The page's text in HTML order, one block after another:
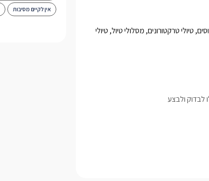
לבדוק ולבצע
אין לקיים מסיבות